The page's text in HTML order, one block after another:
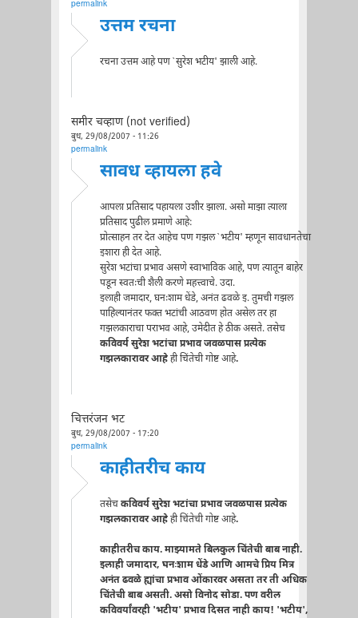
permalink
उत्तम रचना
रचना उत्तम आहे पण `सुरेश भटीय' झाली आहे.
समीर चव्हाण (not verified)
बुध, 29/08/2007 - 11:26
permalink
सावध व्हायला हवे
आपला प्रतिसाद पहायला उशीर झाला. असो माझा त्याला
प्रतिसाद पुढील प्रमाणे आहे:
प्रोत्साहन तर देत आहेच पण गझल `भटीय' म्हणून सावधानतेचा
इशारा ही देत आहे.
सुरेश भटांचा प्रभाव असणे स्वाभाविक आहे, पण त्यातून बाहेर
पडून स्वतःची शैली करणे महत्त्वाचे. उदा.
इलाही जमादार, घनःशाम धेंडे, अनंत ढवळे इ. तुमची गझल
पाहिल्यानंतर फक्त भटांची आठवण होत असेल तर हा
गझलकाराचा पराभव आहे, उमेदीत हे ठीक असते. तसेच
कविवर्य सुरेश भटांचा प्रभाव जवळपास प्रत्येक
गझलकारावर आहेही चिंतेची गोष्ट आहे.
चित्तरंजन भट
बुध, 29/08/2007 - 17:20
permalink
काहीतरीच काय
तसेचकविवर्य सुरेश भटांचा प्रभाव जवळपास प्रत्येक
गझलकारावर आहेही चिंतेची गोष्ट आहे.
काहीतरीच काय. माझ्यामते बिलकुल चिंतेची बाब नाही.
इलाही जमादार, घनःशाम धेंडे आणि आमचे प्रिय मित्र
अनंत ढवळे ह्यांचा प्रभाव ओंकारवर असता तर ती अधिक
चिंतेची बाब असती. असो विनोद सोडा. पण वरील
कविवर्यांवरही 'भटीय' प्रभाव दिसत नाही काय! 'भटीय',